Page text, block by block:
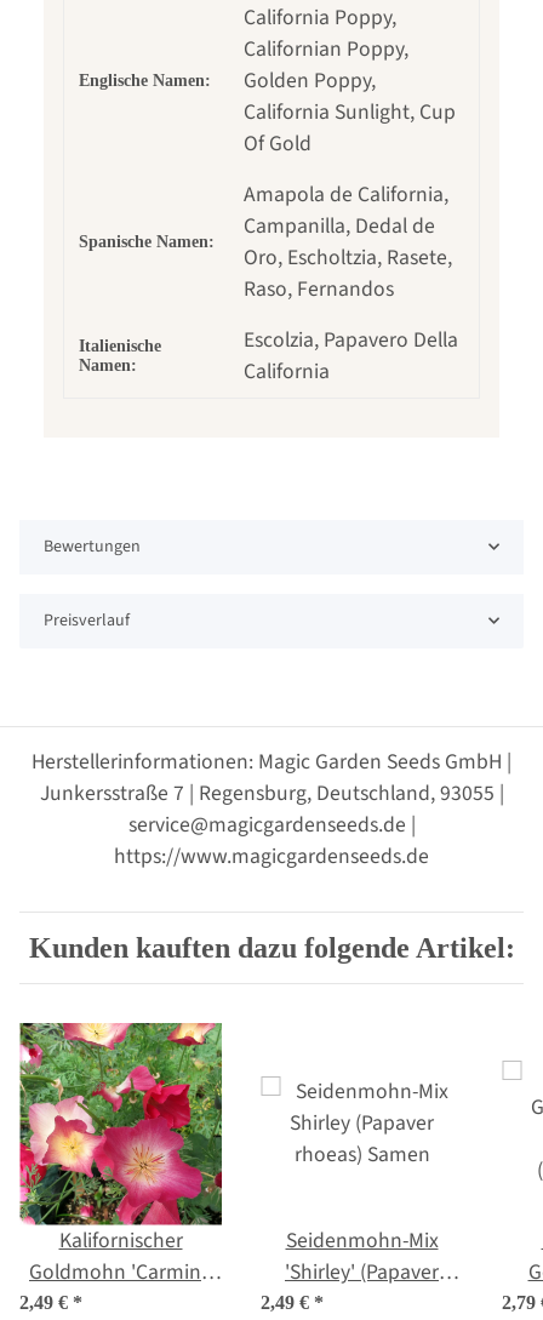
Englische Namen:
California Poppy,
Californian Poppy,
Golden Poppy,
California Sunlight, Cup
Of Gold
Spanische Namen:
Amapola de California,
Campanilla, Dedal de
Oro, Escholtzia, Rasete,
Raso, Fernandos
Italienische
Namen:
Escolzia, Papavero Della
California
Bewertungen
Preisverlauf
Herstellerinformationen: Magic Garden Seeds GmbH |
Junkersstraße 7 | Regensburg, Deutschland, 93055 |
service@magicgardenseeds.de |
https://www.magicgardenseeds.de
Kunden kauften dazu folgende Artikel:
Kalifornischer
Goldmohn 'Carmine
King' (Eschscholzia
2,49 € *
Seidenmohn-Mix
'Shirley' (Papaver
rhoeas) Samen
2,49 € * 2,79